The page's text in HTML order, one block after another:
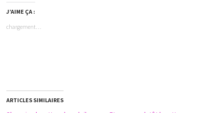
J’AIME ÇA :
chargement…
ARTICLES SIMILAIRES